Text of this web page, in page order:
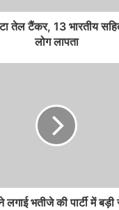
तेल टैंकर, 13 भारतीय
लोग लापता
लगाई भतीजे की पार्टी में